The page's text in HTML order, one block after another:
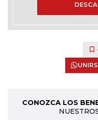
CONOZCA LOS